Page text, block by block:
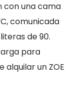
con una cama
comunicada
de 90.
para
alquilar un ZOE